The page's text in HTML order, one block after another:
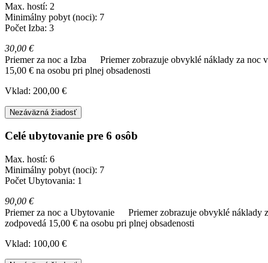
Max. hostí: 2
Minimálny pobyt (noci): 7
Počet Izba: 3
30,00 €
Priemer za noc a Izba
Priemer zobrazuje obvyklé náklady za noc
15,00 € na osobu pri plnej obsadenosti
Vklad: 200,00 €
Nezáväzná žiadosť
Celé ubytovanie pre 6 osôb
Max. hostí: 6
Minimálny pobyt (noci): 7
Počet Ubytovania: 1
90,00 €
Priemer za noc a Ubytovanie
Priemer zobrazuje obvyklé náklady
zodpovedá 15,00 € na osobu pri plnej obsadenosti
Vklad: 100,00 €